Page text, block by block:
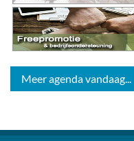
Meer agenda vandaag...